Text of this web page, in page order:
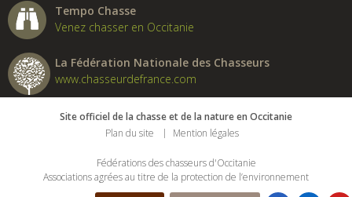
Tempo Chasse
Venez chasser en Occitanie
La Fédération Nationale des Chasseurs
www.chasseurdefrance.com
Site officiel de la chasse et de la nature en Occitanie
Plan du site
Mention légales
Fédérations des chasseurs d'Occitanie
Associations agrées au titre de la protection de l’environnement